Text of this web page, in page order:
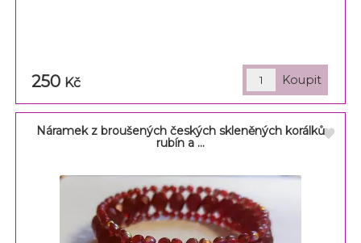
250 Kč
Náramek z broušených českých skleněných korálků
rubín a ...